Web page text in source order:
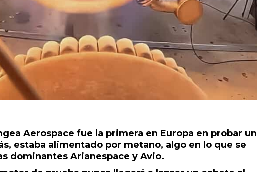
Aerospace fue la primera en Europa en probar un
estaba alimentado por metano, algo en lo que se
dominantes Arianespace y Avio.